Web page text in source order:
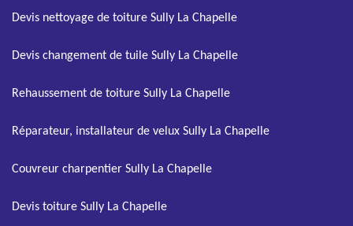
Devis nettoyage de toiture Sully La Chapelle
Devis changement de tuile Sully La Chapelle
Rehaussement de toiture Sully La Chapelle
Réparateur, installateur de velux Sully La Chapelle
Couvreur charpentier Sully La Chapelle
Devis toiture Sully La Chapelle